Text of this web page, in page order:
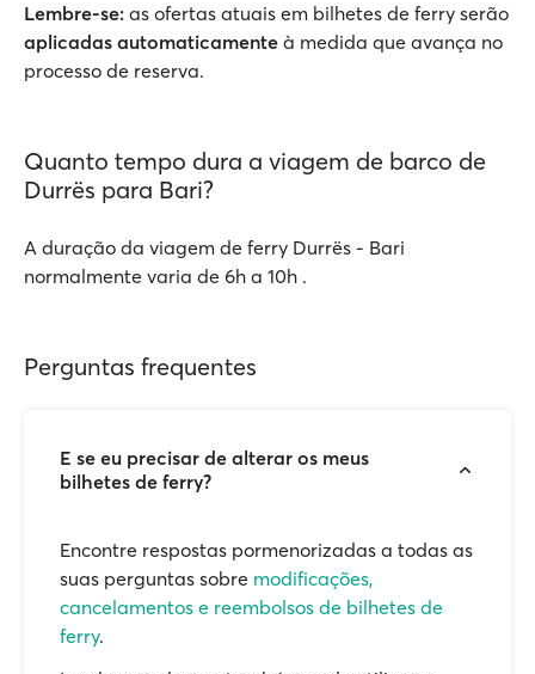
Lembre-se: as ofertas atuais em bilhetes de ferry serão
aplicadas automaticamente à medida que avança no
processo de reserva.
Quanto tempo dura a viagem de barco de
Durrës para Bari?
A duração da viagem de ferry Durrës - Bari
normalmente varia de 6h a 10h .
Perguntas frequentes
E se eu precisar de alterar os meus
bilhetes de ferry?
Encontre respostas pormenorizadas a todas as
suas perguntas sobre modificações,
cancelamentos e reembolsos de bilhetes de
ferry.